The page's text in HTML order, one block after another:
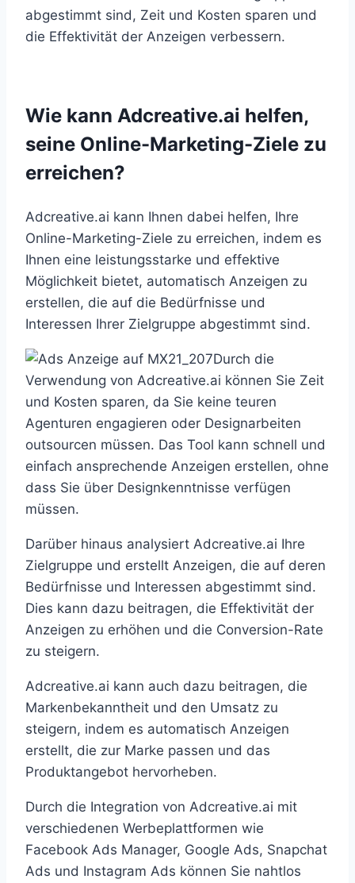
abgestimmt sind, Zeit und Kosten sparen und
die Effektivität der Anzeigen verbessern.
Wie kann Adcreative.ai helfen,
seine Online-Marketing-Ziele zu
erreichen?
Adcreative.ai kann Ihnen dabei helfen, Ihre
Online-Marketing-Ziele zu erreichen, indem es
Ihnen eine leistungsstarke und effektive
Möglichkeit bietet, automatisch Anzeigen zu
erstellen, die auf die Bedürfnisse und
Interessen Ihrer Zielgruppe abgestimmt sind.
Durch die
Verwendung von Adcreative.ai können Sie Zeit
und Kosten sparen, da Sie keine teuren
Agenturen engagieren oder Designarbeiten
outsourcen müssen. Das Tool kann schnell und
einfach ansprechende Anzeigen erstellen, ohne
dass Sie über Designkenntnisse verfügen
müssen.
Darüber hinaus analysiert Adcreative.ai Ihre
Zielgruppe und erstellt Anzeigen, die auf deren
Bedürfnisse und Interessen abgestimmt sind.
Dies kann dazu beitragen, die Effektivität der
Anzeigen zu erhöhen und die Conversion-Rate
zu steigern.
Adcreative.ai kann auch dazu beitragen, die
Markenbekanntheit und den Umsatz zu
steigern, indem es automatisch Anzeigen
erstellt, die zur Marke passen und das
Produktangebot hervorheben.
Durch die Integration von Adcreative.ai mit
verschiedenen Werbeplattformen wie
Facebook Ads Manager, Google Ads, Snapchat
Ads und Instagram Ads können Sie nahtlos